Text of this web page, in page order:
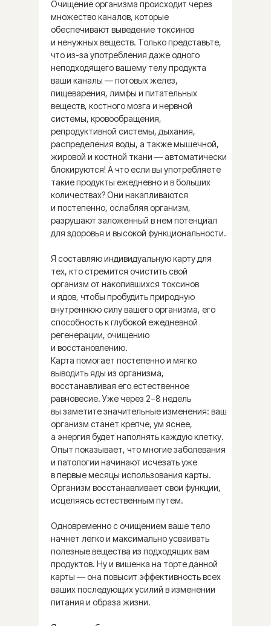
Очищение организма происходит через
множество каналов, которые
обеспечивают выведение токсинов
и ненужных веществ. Только представьте,
что из-за употребления даже одного
неподходящего вашему телу продукта
ваши каналы — потовых желез,
пищеварения, лимфы и питательных
веществ, костного мозга и нервной
системы, кровообращения,
репродуктивной системы, дыхания,
распределения воды, а также мышечной,
жировой и костной ткани — автоматически
блокируются! А что если вы употребляете
такие продукты ежедневно и в больших
количествах? Они накапливаются
и постепенно, ослабляя организм,
разрушают заложенный в нем потенциал
для здоровья и высокой функциональности.
Я составляю индивидуальную карту для
тех, кто стремится очистить свой
организм от накопившихся токсинов
и ядов, чтобы пробудить природную
внутреннюю силу вашего организма, его
способность к глубокой ежедневной
регенерации, очищению
и восстановлению.
Карта помогает постепенно и мягко
выводить яды из организма,
восстанавливая его естественное
равновесие. Уже через 2−8 недель
вы заметите значительные изменения: ваш
организм станет крепче, ум яснее,
а энергия будет наполнять каждую клетку.
Опыт показывает, что многие заболевания
и патологии начинают исчезать уже
в первые месяцы использования карты.
Организм восстанавливает свои функции,
исцеляясь естественным путем.
Одновременно с очищением ваше тело
начнет легко и максимально усваивать
полезные вещества из подходящих вам
продуктов. Ну и вишенка на торте данной
карты — она повысит эффективность всех
ваших последующих усилий в изменении
питания и образа жизни.
Здоровье, вдохновленное
природой
Синхронизация тела и духа
Настройтесь
на индивидуальные циклы для
здоровья и благополучия.
Знакома ли вам теория о том, что
каждое живое существо на нашей
планете имеет естественные
внутренние биоритмы? Эти ритмы
с рождения диктуют нам наиболее
благоприятное время для питания,
сна и бодрствования. Однако, если
наши органы чувств загрязнены
вредными продуктами, мы можем
перестать правильно ощущать свои
внутренние часы или вовсе
не будем их слышать. С этой точки
зрения, самыми удачливыми
считаются существа в дикой
природе. Их род чист и гармоничен,
потому что каждая мать
зову. А вот ритмы домашних
животных нарушены
вмешательством человека.
Читать далее
19 900 ₽
ЗАКАЗАТЬ КАРТУ